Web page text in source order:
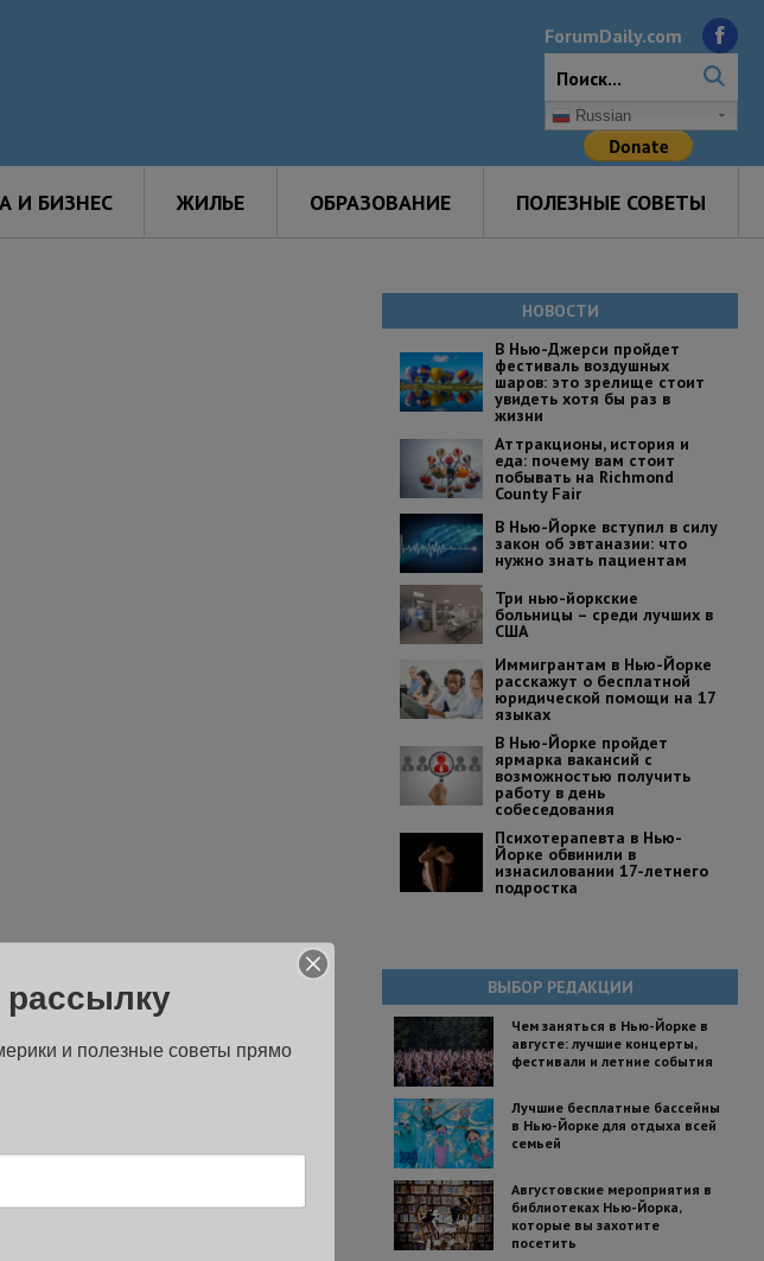
ForumDaily.com
Russian
И БИЗНЕС ЖИЛЬЕ ОБРАЗОВАНИЕ ПОЛЕЗНЫЕ СОВЕТЫ
НОВОСТИ
В Нью-Джерси пройдет
фестиваль воздушных
шаров: это зрелище стоит
увидеть хотя бы раз в
жизни
Аттракционы, история и
еда: почему вам стоит
побывать на Richmond
County Fair
В Нью-Йорке вступил в силу
закон об эвтаназии: что
нужно знать пациентам
Три нью-йоркские
больницы – среди лучших в
США
Иммигрантам в Нью-Йорке
расскажут о бесплатной
юридической помощи на 17
языках
В Нью-Йорке пройдет
ярмарка вакансий с
возможностью получить
работу в день
собеседования
Психотерапевта в Нью-
Йорке обвинили в
изнасиловании 17-летнего
подростка
ВЫБОР РЕДАКЦИИ
Чем заняться в Нью-Йорке в
августе: лучшие концерты,
фестивали и летние события
Лучшие бесплатные бассейны
в Нью-Йорке для отдыха всей
семьей
Августовские мероприятия в
библиотеках Нью-Йорка,
которые вы захотите
посетить
и полезные советы прямо